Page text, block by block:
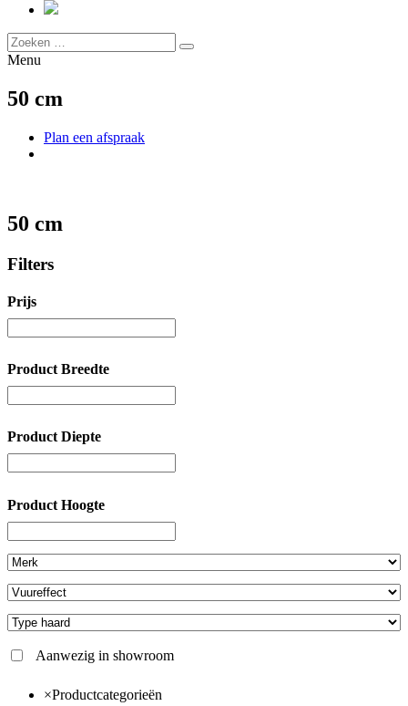
Menu
50 cm
Plan een afspraak
50 cm
Filters
Prijs
Product Breedte
Product Diepte
Product Hoogte
Aanwezig in showroom
×Productcategorieën